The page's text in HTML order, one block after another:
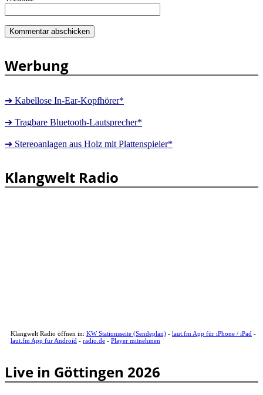
Werbung
➔ Kabellose In-Ear-Kopfhörer*
➔ Tragbare Bluetooth-Lautsprecher*
➔ Stereoanlagen aus Holz mit Plattenspieler*
Klangwelt Radio
Klangwelt Radio öffnen in: KW Stationsseite (Sendeplan) - laut.fm App für iPhone / iPad -
laut.fm App für Android - radio.de - Player mitnehmen
Live in Göttingen 2026